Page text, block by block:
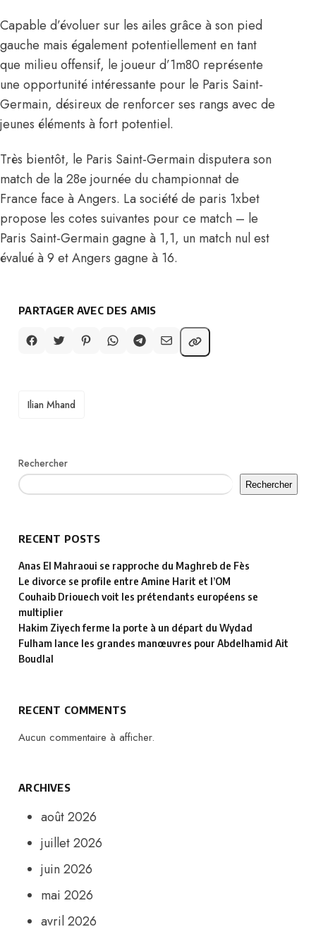
Capable d’évoluer sur les ailes grâce à son pied
gauche mais également potentiellement en tant
que milieu offensif, le joueur d’1m80 représente
une opportunité intéressante pour le Paris Saint-
Germain, désireux de renforcer ses rangs avec de
jeunes éléments à fort potentiel.
Très bientôt, le Paris Saint-Germain disputera son
match de la 28e journée du championnat de
France face à Angers. La société de paris 1xbet
propose les cotes suivantes pour ce match – le
Paris Saint-Germain gagne à 1,1, un match nul est
évalué à 9 et Angers gagne à 16.
PARTAGER AVEC DES AMIS
TAGS
Ilian Mhand
Rechercher
Rechercher
RECENT POSTS
Anas El Mahraoui se rapproche du Maghreb de Fès
Le divorce se profile entre Amine Harit et l’OM
Couhaib Driouech voit les prétendants européens se
multiplier
Hakim Ziyech ferme la porte à un départ du Wydad
Fulham lance les grandes manœuvres pour Abdelhamid Ait
Boudlal
RECENT COMMENTS
Aucun commentaire à afficher.
ARCHIVES
août 2026
juillet 2026
juin 2026
mai 2026
avril 2026